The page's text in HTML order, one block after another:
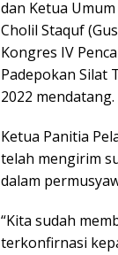
dan Ketua
Cholil Staquf
Kongres IV
Padepokan Silat
2022 mendatang.
Ketua Panitia
telah mengirim
dalam
“Kita sudah
terkonfirnasi